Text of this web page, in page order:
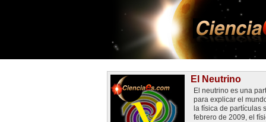
El Neutrino
El neutrino es una
para explicar el
la física de partículas
febrero de 2009, el